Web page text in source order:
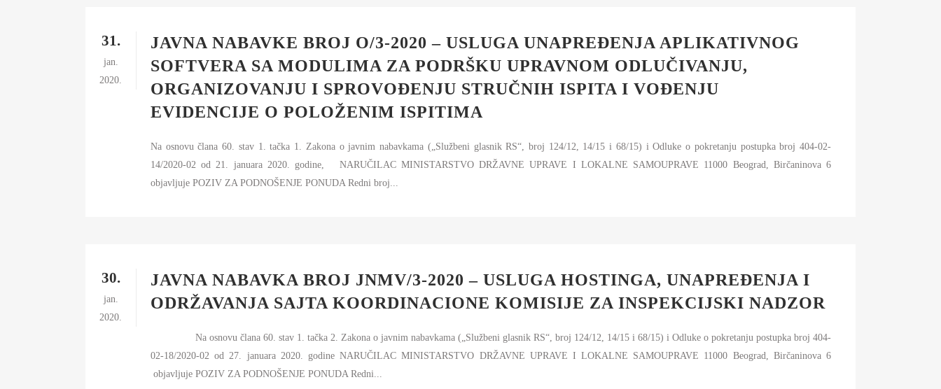
31.
jan.
2020.
JAVNA NABAVKE BROJ O/3-2020 – USLUGA UNAPREĐENJA APLIKATIVNOG
SOFTVERA SA MODULIMA ZA PODRŠKU UPRAVNOM ODLUČIVANJU,
ORGANIZOVANJU I SPROVOĐENJU STRUČNIH ISPITA I VOĐENJU
EVIDENCIJE O POLOŽENIM ISPITIMA
Na osnovu člana 60. stav 1. tačka 1. Zakona o javnim nabavkama („Službeni glasnik RS“, broj 124/12, 14/15 i 68/15) i Odluke o pokretanju postupka broj 404-02-
14/2020-02 od 21. januara 2020. godine, NARUČILAC MINISTARSTVO DRŽAVNE UPRAVE I LOKALNE SAMOUPRAVE 11000 Beograd, Birčaninova 6
objavljuje POZIV ZA PODNOŠENJE PONUDA Redni broj...
30.
jan.
2020.
JAVNA NABAVKA BROJ JNMV/3-2020 – USLUGA HOSTINGA, UNAPREĐENJA I
ODRŽAVANJA SAJTA KOORDINACIONE KOMISIJE ZA INSPEKCIJSKI NADZOR
Na osnovu člana 60. stav 1. tačka 2. Zakona o javnim nabavkama („Službeni glasnik RS“, broj 124/12, 14/15 i 68/15) i Odluke o pokretanju postupka broj 404-
02-18/2020-02 od 27. januara 2020. godine NARUČILAC MINISTARSTVO DRŽAVNE UPRAVE I LOKALNE SAMOUPRAVE 11000 Beograd, Birčaninova 6
objavljuje POZIV ZA PODNOŠENJE PONUDA Redni...